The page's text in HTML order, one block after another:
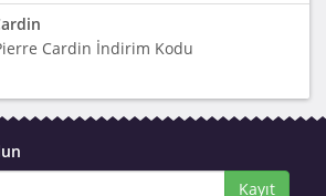
Cardin İndirim Kodu
Kayıt